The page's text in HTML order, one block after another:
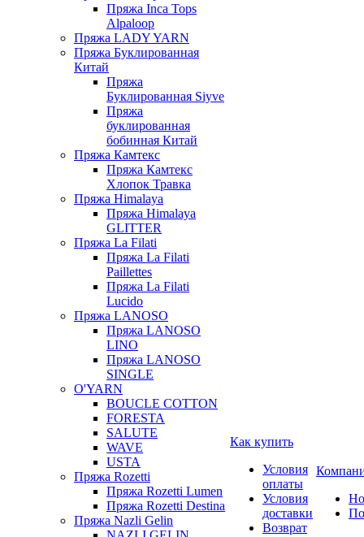
Пряжа Inca Tops
Alpaloop
Пряжа LADY YARN
Пряжа Буклированная
Китай
Пряжа
Буклированная Siyve
Пряжа
буклированная
бобинная Китай
Пряжа Камтекс
Пряжа Камтекс
Хлопок Травка
Пряжа Himalaya
Пряжа Himalaya
GLITTER
Пряжа La Filati
Пряжа La Filati
Paillettes
Пряжа La Filati
Lucido
Пряжа LANOSO
Пряжа LANOSO
LINO
Пряжа LANOSO
SINGLE
O'YARN
BOUCLE COTTON
FORESTA
SALUTE
WAVE
USTA
Пряжа Rozetti
Пряжа Rozetti Lumen
Пряжа Rozetti Destina
Пряжа Nazli Gelin
Как купить
Условия
оплаты
Условия
доставки
Возврат